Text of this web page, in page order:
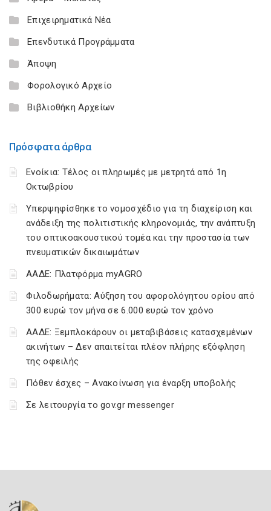
Επιχειρηματικά Νέα
Επενδυτικά Προγράμματα
Άποψη
Φορολογικό Αρχείο
Βιβλιοθήκη Αρχείων
Πρόσφατα άρθρα
Ενοίκια: Τέλος οι πληρωμές με μετρητά από 1η
Οκτωβρίου
Υπερψηφίσθηκε το νομοσχέδιο για τη διαχείριση και
ανάδειξη της πολιτιστικής κληρονομιάς, την ανάπτυξη
του οπτικοακουστικού τομέα και την προστασία των
πνευματικών δικαιωμάτων
ΑΑΔΕ: Πλατφόρμα myAGRO
Φιλοδωρήματα: Αύξηση του αφορολόγητου ορίου από
300 ευρώ τον μήνα σε 6.000 ευρώ τον χρόνο
ΑΑΔΕ: Ξεμπλοκάρουν οι μεταβιβάσεις κατασχεμένων
ακινήτων – Δεν απαιτείται πλέον πλήρης εξόφληση
της οφειλής
Πόθεν έσχες – Ανακοίνωση για έναρξη υποβολής
Σε λειτουργία το gov.gr messenger